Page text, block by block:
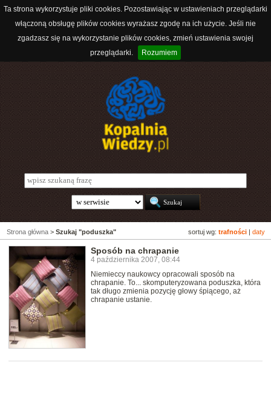
Ta strona wykorzystuje pliki cookies. Pozostawiając w ustawieniach przeglądarki
włączoną obsługę plików cookies wyrażasz zgodę na ich użycie. Jeśli nie
zgadzasz się na wykorzystanie plików cookies, zmień ustawienia swojej
przeglądarki.
Rozumiem
sortuj wg: trafności daty
Strona główna > Szukaj "poduszka"
Sposób na chrapanie
4 października 2007, 08:44
Niemieccy naukowcy opracowali sposób na
chrapanie. To... skomputeryzowana poduszka, która
tak długo zmienia pozycję głowy śpiącego, aż
chrapanie ustanie.